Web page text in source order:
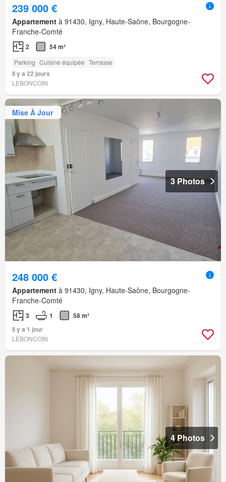
239 000 €
Appartement à 91430, Igny, Haute-Saône, Bourgogne-
Franche-Comté
2 54 m²
Parking Cuisine équipée Terrasse
Il y a 22 jours
LEBONCOIN
Mise À Jour
3 Photos
248 000 €
Appartement à 91430, Igny, Haute-Saône, Bourgogne-
Franche-Comté
3 1
58 m²
Il y a 1 jour
LEBONCOIN
4 Photos